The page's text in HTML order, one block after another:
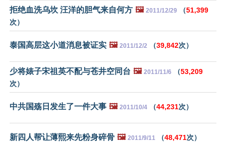
拒绝血洗乌坎 汪洋的胆气来自何方 🖼️ 2011/12/29 （51,399
次）
泰国高层这小道消息被证实 🖼️ 2011/12/2 （39,842次）
少将婊子宋祖英不配与苍井空同台 🖼️ 2011/11/6 （53,209
次）
中共国殇日发生了一件大事 🖼️ 2011/10/4 （44,231次）
新四人帮让薄熙来先粉身碎骨 🖼️ 2011/9/11 （48,471次）